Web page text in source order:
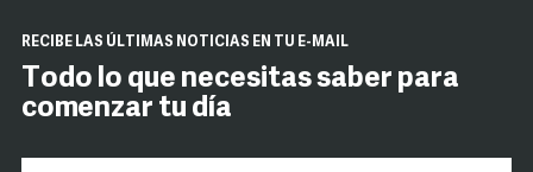
RECIBE LAS ÚLTIMAS NOTICIAS EN TU E-MAIL
Todo lo que necesitas saber para
comenzar tu día